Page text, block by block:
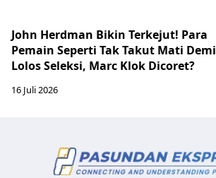
John Herdman Bikin Terkejut! Para
Pemain Seperti Tak Takut Mati Demi
Lolos Seleksi, Marc Klok Dicoret?
16 Juli 2026